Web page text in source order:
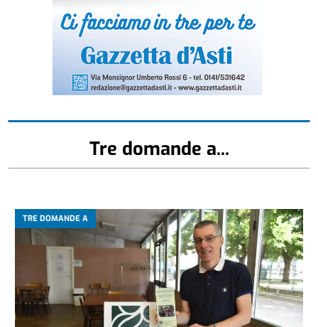
Tre domande a...
TRE DOMANDE A